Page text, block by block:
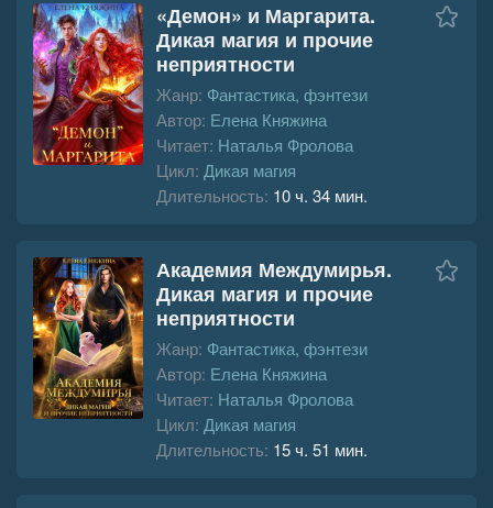
«Демон» и Маргарита.
Дикая магия и прочие
неприятности
Жанр: Фантастика, фэнтези
Автор: Елена Княжина
Читает: Наталья Фролова
Цикл: Дикая магия
Длительность: 10 ч. 34 мин.
Академия Междумирья.
Дикая магия и прочие
неприятности
Жанр: Фантастика, фэнтези
Автор: Елена Княжина
Читает: Наталья Фролова
Цикл: Дикая магия
Длительность: 15 ч. 51 мин.